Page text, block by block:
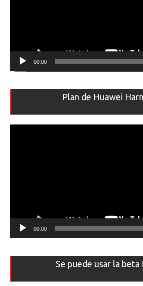
00:00
Plan de Huawei
00:00
Se puede usar la beta